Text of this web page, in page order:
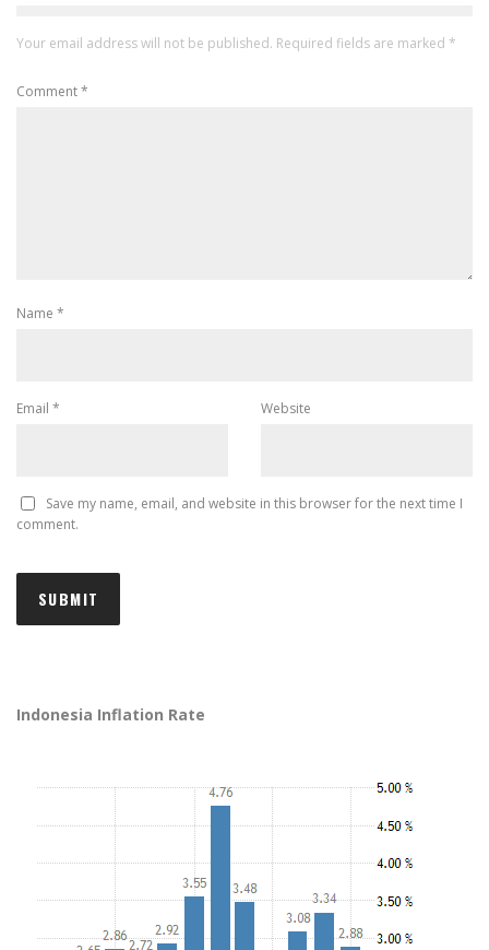
Your email address will not be published. Required fields are marked *
Comment*
Name *
Email * Website
Save my name, email, and website in this browser for the next time I
comment.
Indonesia Inflation Rate